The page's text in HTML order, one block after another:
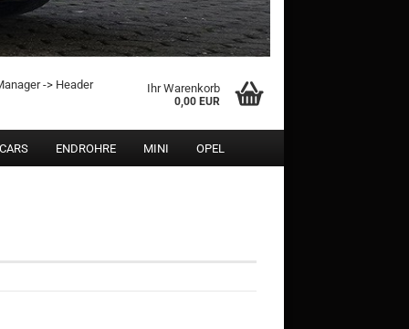
-> Header Ihr Warenkorb
0,00 EUR
ENDROHRE MINI OPEL